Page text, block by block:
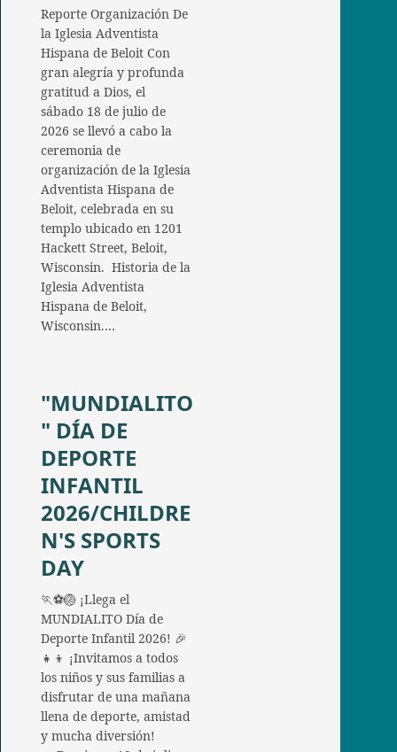
Reporte Organización De
la Iglesia Adventista
Hispana de Beloit Con
gran alegría y profunda
gratitud a Dios, el
sábado 18 de julio de
2026 se llevó a cabo la
ceremonia de
organización de la Iglesia
Adventista Hispana de
Beloit, celebrada en su
templo ubicado en 1201
Hackett Street, Beloit,
Wisconsin. Historia de la
Iglesia Adventista
Hispana de Beloit,
Wisconsin.…
"MUNDIALITO
" DÍA DE
DEPORTE
INFANTIL
2026/CHILDRE
N'S SPORTS
DAY
🏃⚽🏐 ¡Llega el
MUNDIALITO Día de
Deporte Infantil 2026! 🎉
👧👦 ¡Invitamos a todos
los niños y sus familias a
disfrutar de una mañana
llena de deporte, amistad
y mucha diversión!